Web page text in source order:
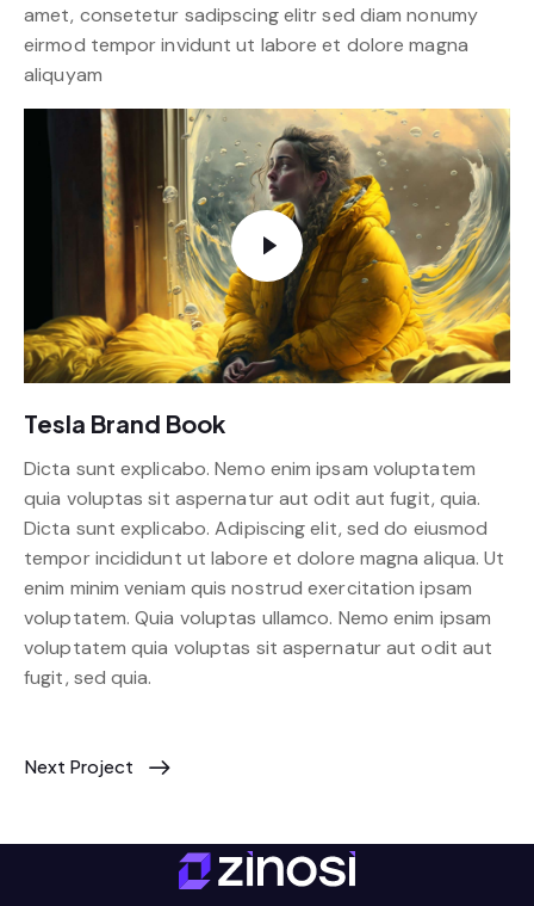
amet, consetetur sadipscing elitr sed diam nonumy
eirmod tempor invidunt ut labore et dolore magna
aliquyam
Tesla Brand Book
Dicta sunt explicabo. Nemo enim ipsam voluptatem
quia voluptas sit aspernatur aut odit aut fugit, quia.
Dicta sunt explicabo. Adipiscing elit, sed do eiusmod
tempor incididunt ut labore et dolore magna aliqua. Ut
enim minim veniam quis nostrud exercitation ipsam
voluptatem. Quia voluptas ullamco. Nemo enim ipsam
voluptatem quia voluptas sit aspernatur aut odit aut
fugit, sed quia.
Next Project